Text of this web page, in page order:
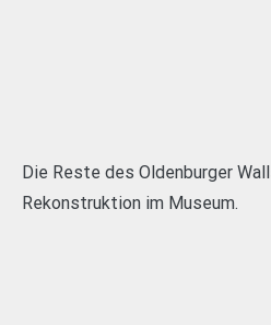
Die Reste des Oldenburger
Rekonstruktion im Museum.